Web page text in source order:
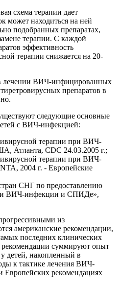
схема терапии дает
может находиться на ней
подобранных препаратах,
терапии. С каждой
эффективность
терапии снижается на 20-
лечении ВИЧ-инфицированных
препаратов в
следующие основные
с ВИЧ-инфекцией:
терапии при ВИЧ-
Атланта, CDC 24.03.2005 г.;
терапии при ВИЧ-
2004 г. - Европейские
СНГ по предоставлению
ВИЧ-инфекции и СПИДе»,
из
американские рекомендации,
последних клинических
рекомендации суммируют опыт
накопленный в
к тактике лечения ВИЧ-
рекомендациях